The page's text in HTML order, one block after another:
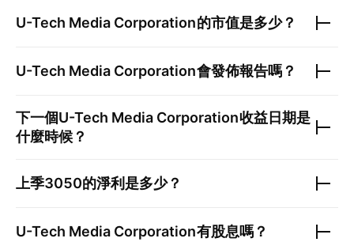
U-Tech Media Corporation的市值是多少？
U-Tech Media Corporation會發佈報告嗎？
下一個U-Tech Media Corporation收益日期是
什麼時候？
上季3050的淨利是多少？
U-Tech Media Corporation有股息嗎？